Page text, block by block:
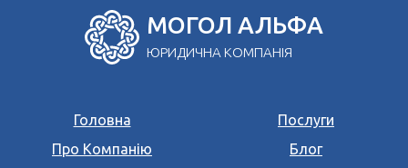
МОГОЛ АЛЬФА
ЮРИДИЧНА КОМПАНІЯ
Головна
Послуги
Про Компанію
Блог